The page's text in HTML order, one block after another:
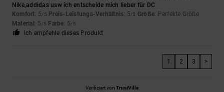
Nike,addidas usw ich entscheide mich lieber für DC
Komfort: 5/5 Preis-Leistungs-Verhältnis: 5/5 Größe: Perfekte Größe
Material: 5 /5 Farbe: 5/5
Ich empfehle dieses Produkt
1 2 3 >
Verifiziert von TrustVille